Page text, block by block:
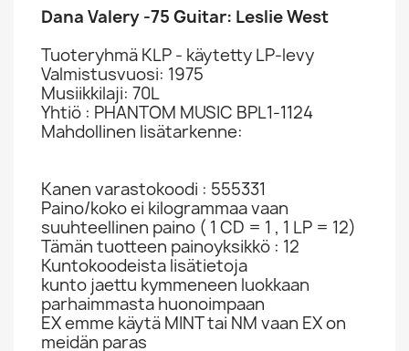
Dana Valery -75 Guitar: Leslie West
Tuoteryhmä KLP - käytetty LP-levy
Valmistusvuosi: 1975
Musiikkilaji: 70L
Yhtiö : PHANTOM MUSIC BPL1-1124
Mahdollinen lisätarkenne:
Kanen varastokoodi : 555331
Paino/koko ei kilogrammaa vaan
suuhteellinen paino ( 1 CD = 1 , 1 LP = 12)
Tämän tuotteen painoyksikkö : 12
Kuntokoodeista lisätietoja
kunto jaettu kymmeneen luokkaan
parhaimmasta huonoimpaan
EX emme käytä MINT tai NM vaan EX on
meidän paras